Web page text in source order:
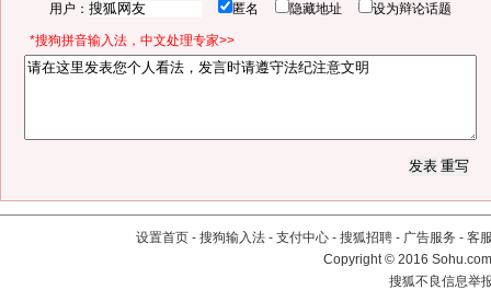
用户： 匿名 隐藏地址 设为辩论话题
*搜狗拼音输入法，中文处理专家>>
设置首页 - 搜狗输入法 - 支付中心 - 搜狐招聘 - 广告服务 - 客
Copyright©2016
搜狐不良信息举